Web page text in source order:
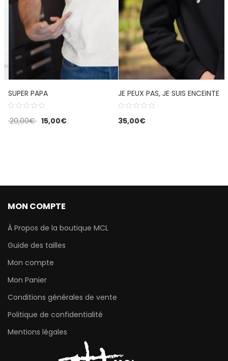
SUPER PAPA
20,00€ 15,00€
JE PEUX PAS, JE SUIS ENCEINTE
35,00€
MON COMPTE
À Propos de la boutique MCL
Guide des tailles
Mon compte
Mon Panier
Conditions générales de vente
Politique de confidentialité
Mentions légales